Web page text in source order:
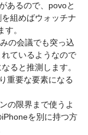
あるので、povoと
組めばウォッチナ
。
の会議でも突っ込
ているようなので
ると推測します。
重要な要素になる
の限界まで使うよ
を別に持つ方